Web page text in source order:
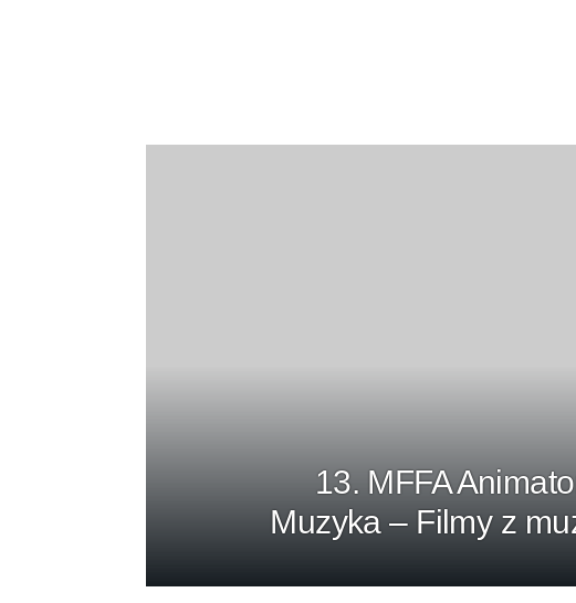
13. MFFA
Muzyka – Filmy z